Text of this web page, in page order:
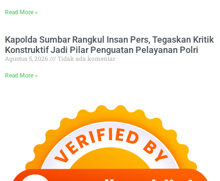
Read More »
Kapolda Sumbar Rangkul Insan Pers, Tegaskan Kritik
Konstruktif Jadi Pilar Penguatan Pelayanan Polri
Agustus 5, 2026 Tidak ada komentar
Read More »